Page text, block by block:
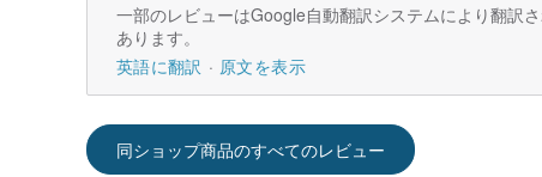
一部のレビューはGoogle自動翻訳システムにより翻訳
あります。
英語に翻訳
原文を表示
同ショップ商品のすべてのレビュー